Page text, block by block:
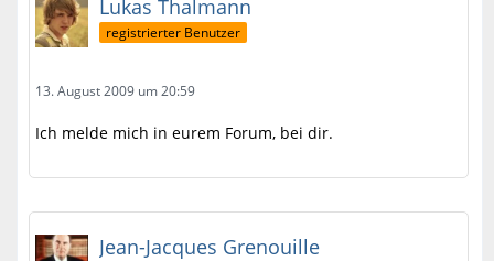
Lukas Thalmann
registrierter Benutzer
13. August 2009 um 20:59
Ich melde mich in eurem Forum, bei dir.
Jean-Jacques Grenouille